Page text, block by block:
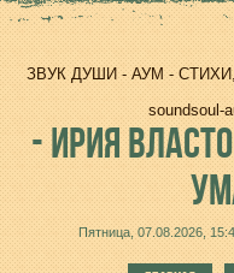
ЗВУК ДУШИ - АУМ -
soundsoul-
-ИРИЯ
Пятница, 07.08.2026,